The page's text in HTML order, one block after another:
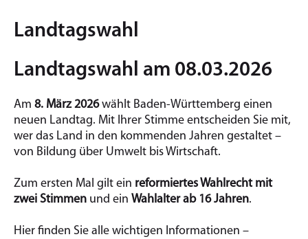
Landtagswahl
Landtagswahl am 08.03.2026
Am 8. März 2026wählt Baden-Württemberg einen
neuen Landtag. Mit Ihrer Stimme entscheiden Sie mit,
wer das Land in den kommenden Jahren gestaltet –
von Bildung über Umwelt bis Wirtschaft.
Zum ersten Mal gilt ein reformiertes Wahlrecht mit
zwei Stimmen und ein Wahlalter ab 16 Jahren.
Hier finden Sie alle wichtigen Informationen –